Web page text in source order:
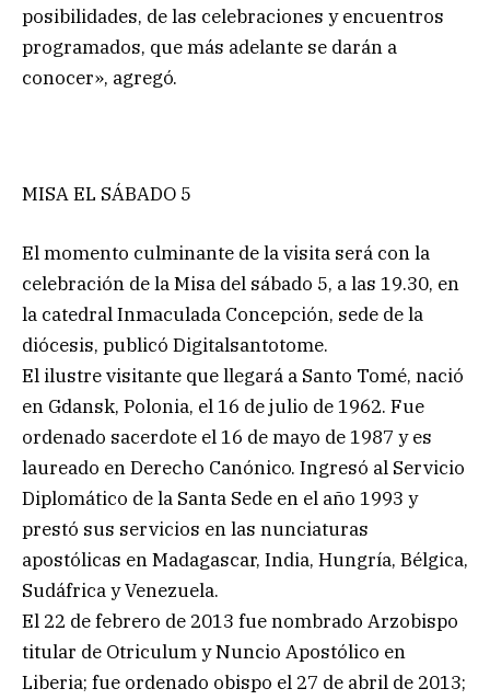
posibilidades, de las celebraciones y encuentros
programados, que más adelante se darán a
conocer», agregó.
MISA EL SÁBADO 5
El momento culminante de la visita será con la
celebración de la Misa del sábado 5, a las 19.30, en
la catedral Inmaculada Concepción, sede de la
diócesis, publicó Digitalsantotome.
El ilustre visitante que llegará a Santo Tomé, nació
en Gdansk, Polonia, el 16 de julio de 1962. Fue
ordenado sacerdote el 16 de mayo de 1987 y es
laureado en Derecho Canónico. Ingresó al Servicio
Diplomático de la Santa Sede en el año 1993 y
prestó sus servicios en las nunciaturas
apostólicas en Madagascar, India, Hungría, Bélgica,
Sudáfrica y Venezuela.
El 22 de febrero de 2013 fue nombrado Arzobispo
titular de Otriculum y Nuncio Apostólico en
Liberia; fue ordenado obispo el 27 de abril de 2013;